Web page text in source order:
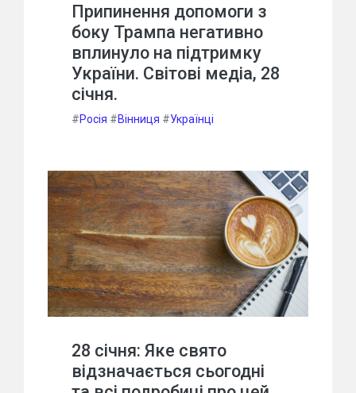
Припинення допомоги з
боку Трампа негативно
вплинуло на підтримку
України. Світові медіа, 28
січня.
#Росія #Вінниця #Українці
28 січня: Яке свято
відзначається сьогодні